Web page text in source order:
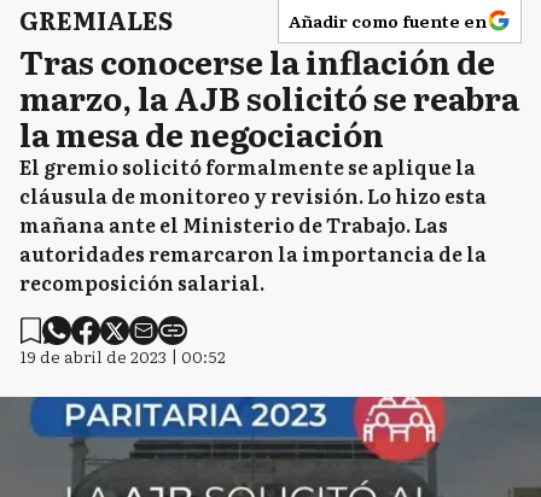
GREMIALES Añadir como fuente en
Tras conocerse la inflación de
marzo, la AJB solicitó se reabra
la mesa de negociación
El gremio solicitó formalmente se aplique la
cláusula de monitoreo y revisión. Lo hizo esta
mañana ante el Ministerio de Trabajo. Las
autoridades remarcaron la importancia de la
recomposición salarial.
19 de abril de 2023 | 00:52